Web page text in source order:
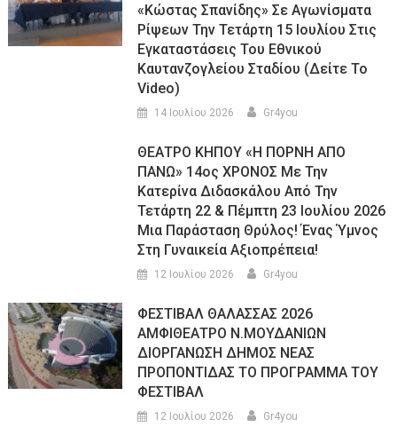
«Κώστας Σπανίδης» Σε Αγωνίσματα
Ρίψεων Την Τετάρτη 15 Ιουλίου Στις
Εγκαταστάσεις Του Εθνικού
Καυτανζογλείου Σταδίου (Δείτε Το
Video)
14 Ιουλίου 2026 Gr4you
ΘΕΑΤΡΟ ΚΗΠΟΥ «Η ΠΟΡΝΗ ΑΠΟ
ΠΑΝΩ» 14ος ΧΡΟΝΟΣ Με Την
Κατερίνα Διδασκάλου Από Την
Τετάρτη 22 & Πέμπτη 23 Ιουλίου 2026
Μια Παράσταση Θρύλος! Ένας Ύμνος
Στη Γυναικεία Αξιοπρέπεια!
12 Ιουλίου 2026 Gr4you
ΦΕΣΤΙΒΑΛ ΘΑΛΑΣΣΑΣ 2026
ΑΜΦΙΘΕΑΤΡΟ Ν.ΜΟΥΔΑΝΙΩΝ
ΔΙΟΡΓΑΝΩΣΗ ΔΗΜΟΣ ΝΕΑΣ
ΠΡΟΠΟΝΤΙΔΑΣ ΤΟ ΠΡΟΓΡΑΜΜΑ ΤΟΥ
ΦΕΣΤΙΒΑΛ
12 Ιουλίου 2026 Gr4you